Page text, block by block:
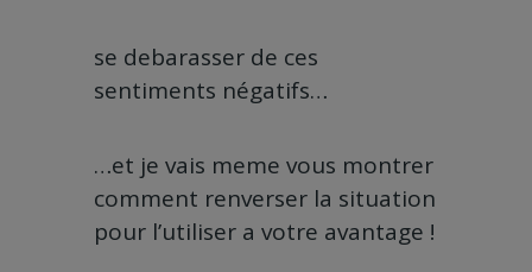
se debarasser de ces
sentiments négatifs…
…et je vais meme vous montrer
comment renverser la situation
pour l’utiliser a votre avantage !